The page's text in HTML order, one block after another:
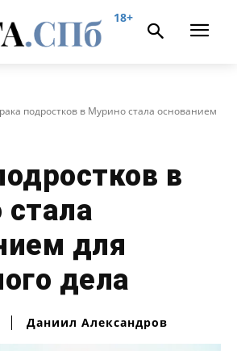
18+
подростков в Мурино стала основанием
в
для
дела
Даниил Александров